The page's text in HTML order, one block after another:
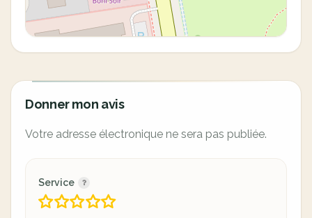
Donner mon avis
Votre adresse électronique ne sera pas publiée.
Service